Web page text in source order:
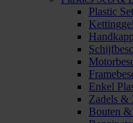
Plastic
Enkel
Zadels &
Bouten